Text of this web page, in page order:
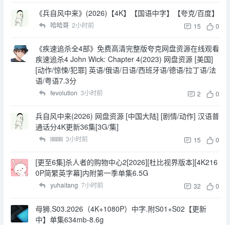
《兵自风中来》(2026)【4K】【国语中字】【夸克/百度】
哈哈哥 2小时前 15 0
《疾速追杀全4部》免费高清完整版夸克网盘资源在线观看
疾速追杀4 John Wick: Chapter 4(2023) 网盘资源 [美国]
[动作/惊悚/犯罪] 英语/俄语/日语/西班牙语/德语/拉丁语/法
语/粤语7.3分
fevolution 3小时前 2 0
兵自风中来(2026) 网盘资源 [中国大陆] [剧情/动作] 汉语普
通话分4K更新36集[3G/集]
lIlIlIlI 3小时前 15 0
[更至6集]杀人者的购物中心2[2026][杜比视界版本][4K216
0P简繁英字幕]内附第一季单集6.5G
yuhaitang 7小时前 32 0
母狮.S03.2026（4K+1080P）中字.附S01+S02【更新
中】单集634mb-8.6g